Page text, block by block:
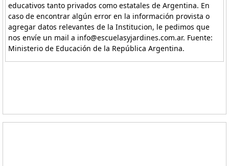
educativos tanto privados como estatales de Argentina. En
caso de encontrar algún error en la información provista o
agregar datos relevantes de la Institucion, le pedimos que
nos envíe un mail a info@escuelasyjardines.com.ar. Fuente:
Ministerio de Educación de la República Argentina.